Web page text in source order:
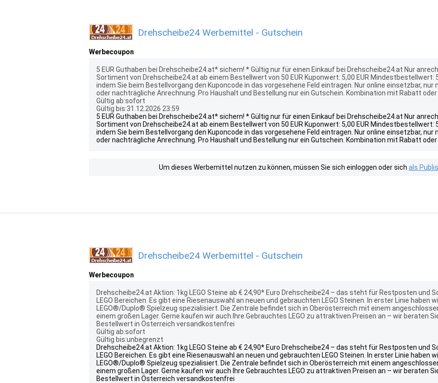
Drehscheibe24 Werbemittel - Gutschein
Werbecoupon
5 EUR Guthaben bei Drehscheibe24.at* sichern! * Gültig nur für einen Einkauf bei Drehscheibe24.at Nur
Sortiment von Drehscheibe24.at ab einem Bestellwert von 50 EUR Kuponwert: 5,00 EUR Mindestbestellwert:
indem Sie beim Bestellvorgang den Kuponcode in das vorgesehene Feld eintragen. Nur online einsetzbar,
oder nachträgliche Anrechnung. Pro Haushalt und Bestellung nur ein Gutschein. Kombination mit Rabatt
Gültig ab:sofort
Gültig bis:31.12.2026 23:59
5 EUR Guthaben bei Drehscheibe24.at* sichern! * Gültig nur für einen Einkauf bei Drehscheibe24.at Nur
Sortiment von Drehscheibe24.at ab einem Bestellwert von 50 EUR Kuponwert: 5,00 EUR Mindestbestellwert:
indem Sie beim Bestellvorgang den Kuponcode in das vorgesehene Feld eintragen. Nur online einsetzbar,
oder nachträgliche Anrechnung. Pro Haushalt und Bestellung nur ein Gutschein. Kombination mit Rabatt
Um dieses Werbemittel nutzen zu können, müssen Sie sich einloggen oder sich als
Drehscheibe24 Werbemittel - Gutschein
Werbecoupon
Drehscheibe24.at Aktion: 1kg LEGO Steine ab € 24,90* Euro Drehscheibe24 – das steht für Restposten und
LEGO Bereichen. Es gibt eine Riesenauswahl an neuen und gebrauchten LEGO Steinen. In erster Linie haben
LEGO®/Duplo® Spielzeug spezialisiert. Die Zentrale befindet sich in Oberösterreich mit einem
einem großen Lager. Gerne kaufen wir auch Ihre Gebrauchtes LEGO zu attraktiven Preisen an – wir beraten
Bestellwert in Österreich versandkostenfrei
Gültig ab:sofort
Gültig bis:unbegrenzt
Drehscheibe24.at Aktion: 1kg LEGO Steine ab € 24,90* Euro Drehscheibe24 – das steht für Restposten und
LEGO Bereichen. Es gibt eine Riesenauswahl an neuen und gebrauchten LEGO Steinen. In erster Linie haben
LEGO®/Duplo® Spielzeug spezialisiert. Die Zentrale befindet sich in Oberösterreich mit einem
einem großen Lager. Gerne kaufen wir auch Ihre Gebrauchtes LEGO zu attraktiven Preisen an – wir beraten
Bestellwert in Österreich versandkostenfrei